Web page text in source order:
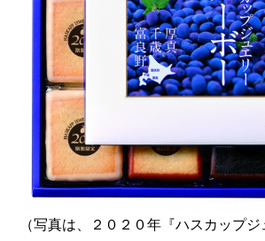
（写真は、２０２０年『ハスカップ